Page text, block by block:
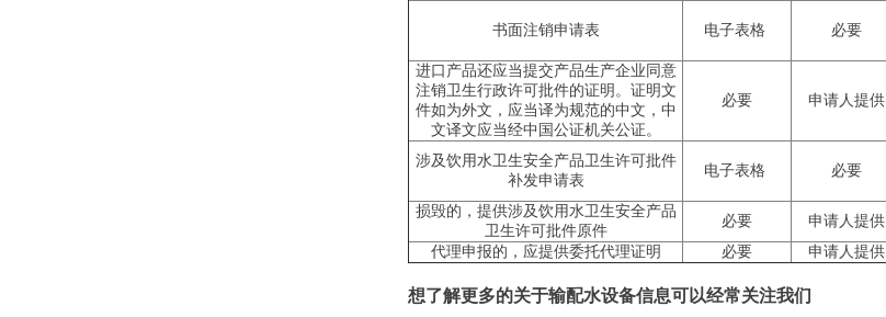
书面注销申请表 电子表格 必要
进口产品还应当提交产品生产企业同意
注销卫生行政许可批件的证明。证明文
件如为外文，应当译为规范的中文，中
文译文应当经中国公证机关公证。
必要 申请人提供
涉及饮用水卫生安全产品卫生许可批件
补发申请表
电子表格 必要
损毁的，提供涉及饮用水卫生安全产品
卫生许可批件原件
必要 申请人提供
代理申报的，应提供委托代理证明
必要 申请人提供
想了解更多的关于输配水设备信息可以经常关注我们